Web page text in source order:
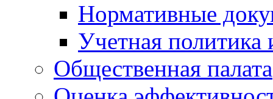
Нормативные
Учетная политика
Общественная палата